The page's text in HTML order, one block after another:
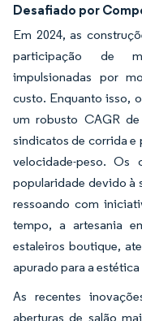
Desafiado por
Em 2024, as
participação de
impulsionadas por
custo. Enquanto isso,
um robusto CAGR
sindicatos de corrida e
velocidade-peso. Os
popularidade devido à
ressoando com
tempo, a artesania
estaleiros boutique,
apurado para a
As recentes
aberturas de salão